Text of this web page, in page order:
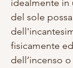
idealmente in
del sole
fisicamente
dell’incenso